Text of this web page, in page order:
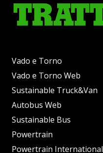
Vado e Torno
Vado e Torno Web
Sustainable Truck&Van
Autobus Web
Sustainable Bus
Powertrain
Powertrain International